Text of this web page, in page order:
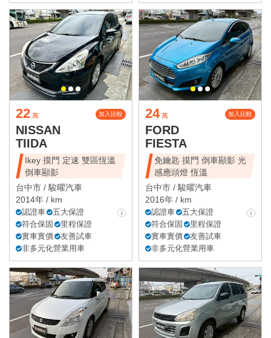
22 萬 加入比較
NISSAN
TIIDA
Ikey 摸門 定速 雙區恆溫
倒車顯影
台中市 /駿曜汽車
2014年 / km
認證車
五大保證
符合保固
里程保證
實車實價
友善試車
非多元化營業用車
24 萬 加入比較
FORD
FIESTA
免鑰匙 摸門 倒車顯影 光
感應頭燈 恆溫
台中市 /駿曜汽車
2016年 / km
認證車
五大保證
符合保固
里程保證
實車實價
友善試車
非多元化營業用車